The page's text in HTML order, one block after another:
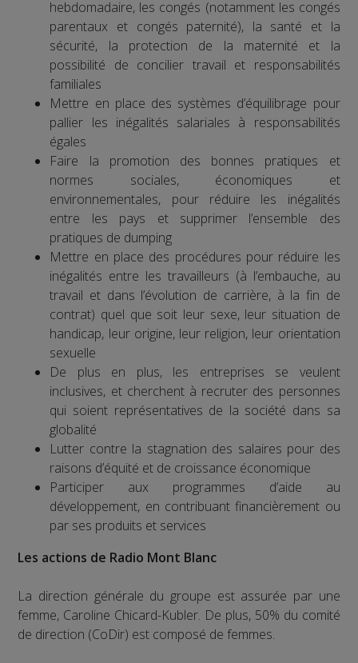
hebdomadaire, les congés (notamment les congés
parentaux et congés paternité), la santé et la
sécurité, la protection de la maternité et la
possibilité de concilier travail et responsabilités
familiales
Mettre en place des systèmes d’équilibrage pour
pallier les inégalités salariales à responsabilités
égales
Faire la promotion des bonnes pratiques et
normes sociales, économiques et
environnementales, pour réduire les inégalités
entre les pays et supprimer l’ensemble des
pratiques de dumping
Mettre en place des procédures pour réduire les
inégalités entre les travailleurs (à l’embauche, au
travail et dans l’évolution de carrière, à la fin de
contrat) quel que soit leur sexe, leur situation de
handicap, leur origine, leur religion, leur orientation
sexuelle
De plus en plus, les entreprises se veulent
inclusives, et cherchent à recruter des personnes
qui soient représentatives de la société dans sa
globalité
Lutter contre la stagnation des salaires pour des
raisons d’équité et de croissance économique
Participer aux programmes d’aide au
développement, en contribuant financièrement ou
par ses produits et services
Les actions de Radio Mont Blanc
La direction générale du groupe est assurée par une
femme, Caroline Chicard-Kubler. De plus, 50% du comité
de direction (CoDir) est composé de femmes.